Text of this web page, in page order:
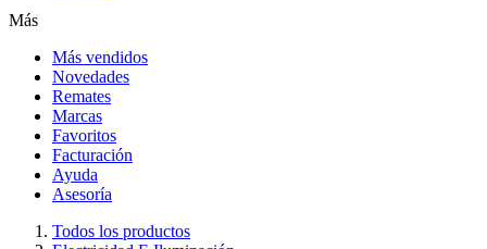
Más
Más vendidos
Novedades
Remates
Marcas
Favoritos
Facturación
Ayuda
Asesoría
Todos los productos